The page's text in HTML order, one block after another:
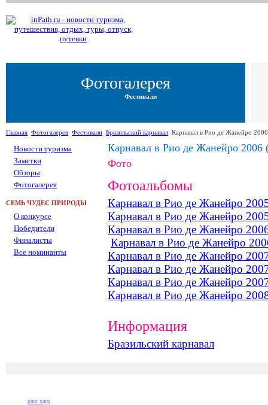
Фотогалерея
Фестивали
Главная Фотогалерея Фестивали Бразильский карнавал Карнавал в Рио де Жанейро
Новости туризма
Заметки
Обзоры
Фотогалерея
СЕМЬ ЧУДЕС ПРИРОДЫ
О конкурсе
Победители
Финалисты
Все номинанты
Карнавал в Рио де Жанейро 2006
Фото
Фотоальбомы
Карнавал в Рио де Жанейро
Карнавал в Рио де Жанейро
Карнавал в Рио де Жанейро
Карнавал в Рио де Жанейро
Карнавал в Рио де Жанейро
Карнавал в Рио де Жанейро
Карнавал в Рио де Жанейро
Карнавал в Рио де Жанейро
Информация
Бразильский карнавал
раш хаур